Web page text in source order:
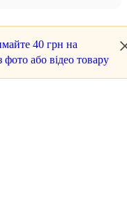
40 грн на
фото або відео товару